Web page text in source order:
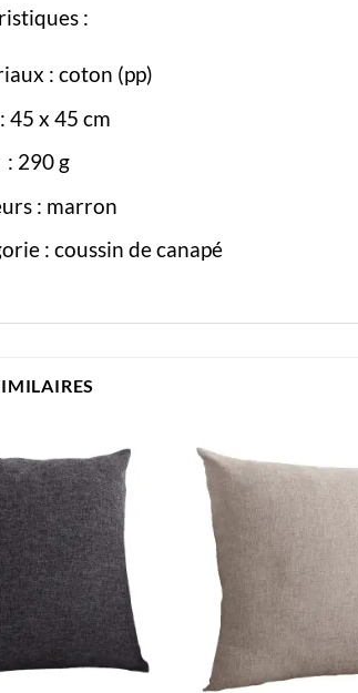
:
: coton (pp)
45 x 45 cm
: 290 g
: marron
: coussin de canapé